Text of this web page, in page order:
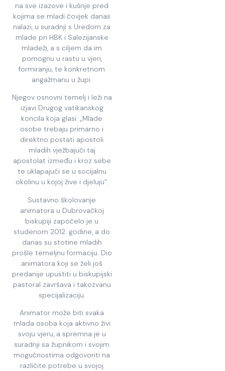
na sve izazove i kušnje pred
kojima se mladi čovjek danas
nalazi, u suradnji s Uredom za
mlade pri HBK i Salezijanske
mladeži, a s ciljem da im
pomognu u rastu u vjeri,
formiranju, te konkretnom
angažmanu u župi.
Njegov osnovni temelj i leži na
izjavi Drugog vatikanskog
koncila koja glasi: „Mlade
osobe trebaju primarno i
direktno postati apostoli
mladih vježbajući taj
apostolat između i kroz sebe
te uklapajući se u socijalnu
okolinu u kojoj žive i djeluju“.
Sustavno školovanje
animatora u Dubrovačkoj
biskupiji započelo je u
studenom 2012. godine, a do
danas su stotine mladih
prošle temeljnu formaciju. Dio
animatora koji se želi još
predanije upustiti u biskupijski
pastoral završava i takozvanu
specijalizaciju.
Animator može biti svaka
mlada osoba koja aktivno živi
svoju vjeru, a spremna je u
suradnji sa župnikom i svojim
mogućnostima odgovoriti na
različite potrebe u svojoj